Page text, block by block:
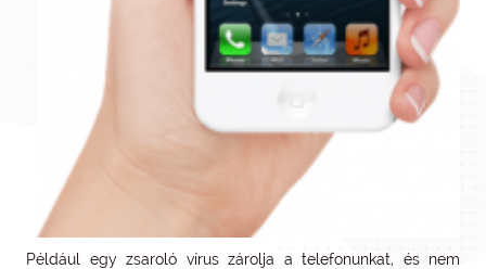
Például egy zsaroló vírus zárolja a telefonunkat, és nem